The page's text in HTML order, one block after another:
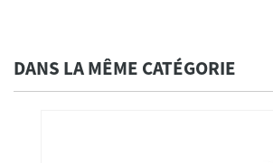
DANS LA MÊME CATÉGORIE